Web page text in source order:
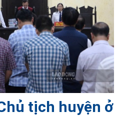
tịch huyện ở